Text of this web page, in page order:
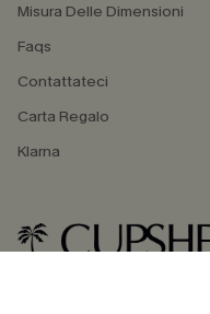
Misura Delle Dimensioni
Faqs
Contattateci
Carta Regalo
Klarna